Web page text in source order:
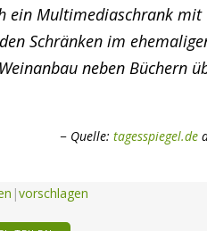
ein Multimediaschrank mit
Schränken im
neben Büchern
Quelle: tagesspiegel.de
|vorschlagen